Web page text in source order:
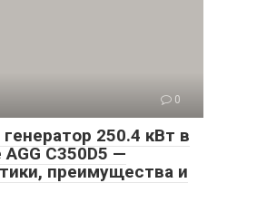
0
250.4 кВт в
C350D5 —
преимущества и